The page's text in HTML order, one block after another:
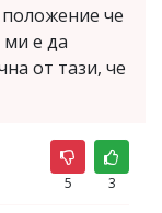
че
ми е да
от тази, че
5 3